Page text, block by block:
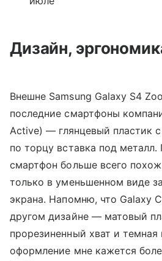
Дизайн,
Внешне Samsung Galaxy S4
последние смартфоны
Active) — глянцевый пластик
по торцу вставка под
смартфон больше всего
только в уменьшенном виде
экрана. Напомню, что Galaxy
другом дизайне — матовый
прорезиненный хват и
оформление мне кажется